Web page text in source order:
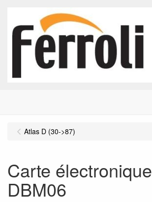
Atlas D (30->87)
Carte électronique
DBM06